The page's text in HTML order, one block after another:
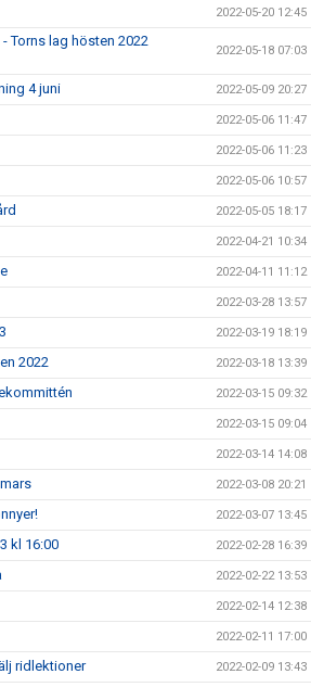
2022-05-20 12:45
Torns lag hösten 2022
2022-05-18 07:03
4 juni 2022-05-09 20:27
2022-05-06 11:47
2022-05-06 11:23
2022-05-06 10:57
2022-05-05 18:17
2022-04-21 10:34
2022-04-11 11:12
2022-03-28 13:57
2022-03-19 18:19
2022 2022-03-18 13:39
2022-03-15 09:32
2022-03-15 09:04
2022-03-14 14:08
2022-03-08 20:21
2022-03-07 13:45
kl 16:00 2022-02-28 16:39
2022-02-22 13:53
2022-02-14 12:38
2022-02-11 17:00
ridlektioner 2022-02-09 13:43